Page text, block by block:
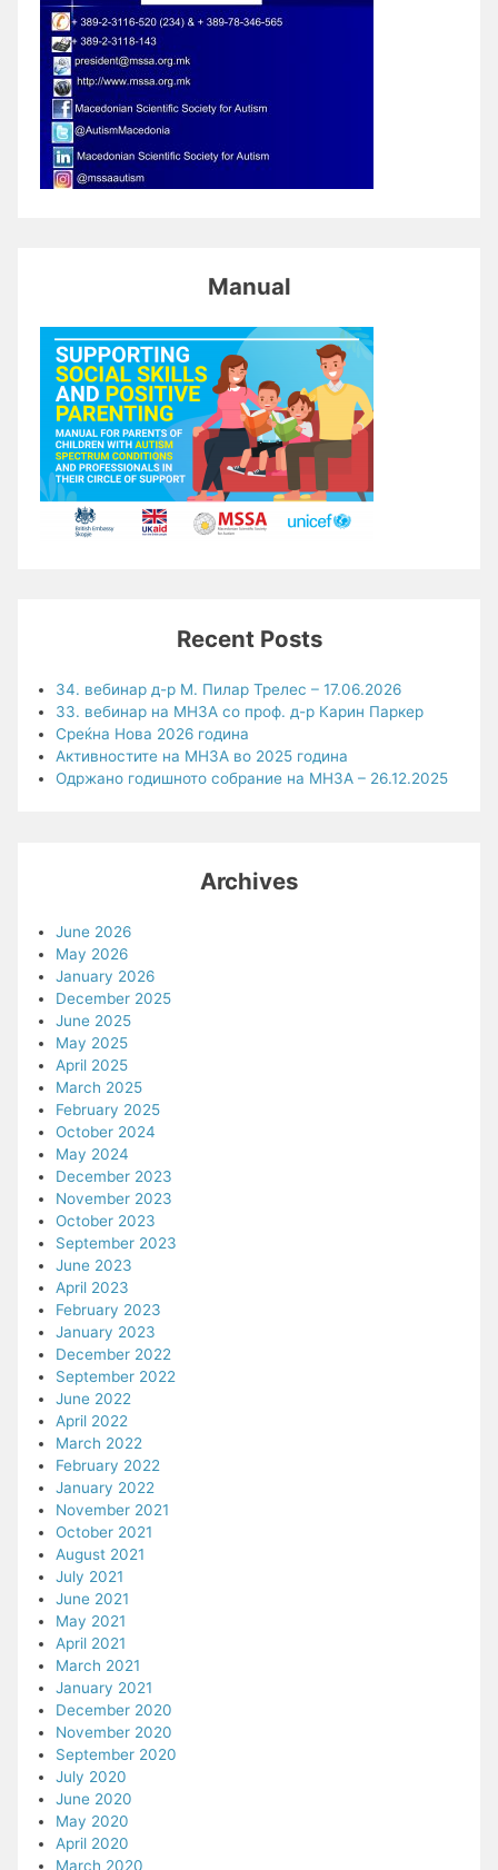
Manual
Recent Posts
34. вебинар д-р М. Пилар Трелес – 17.06.2026
33. вебинар на МНЗА со проф. д-р Карин Паркер
Среќна Нова 2026 година
Активностите на МНЗА во 2025 година
Одржано годишното собрание на МНЗА – 26.12.2025
Archives
June 2026
May 2026
January 2026
December 2025
June 2025
May 2025
April 2025
March 2025
February 2025
October 2024
May 2024
December 2023
November 2023
October 2023
September 2023
June 2023
April 2023
February 2023
January 2023
December 2022
September 2022
June 2022
April 2022
March 2022
February 2022
January 2022
November 2021
October 2021
August 2021
July 2021
June 2021
May 2021
April 2021
March 2021
January 2021
December 2020
November 2020
September 2020
July 2020
June 2020
May 2020
April 2020
March 2020